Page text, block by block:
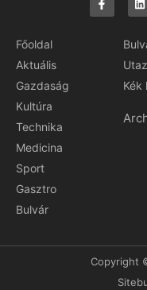
Főoldal
Aktuális
Gazdaság
Kultúra
Technika
Medicina
Sport
Gasztro
Bulvár
Kék
Copyright